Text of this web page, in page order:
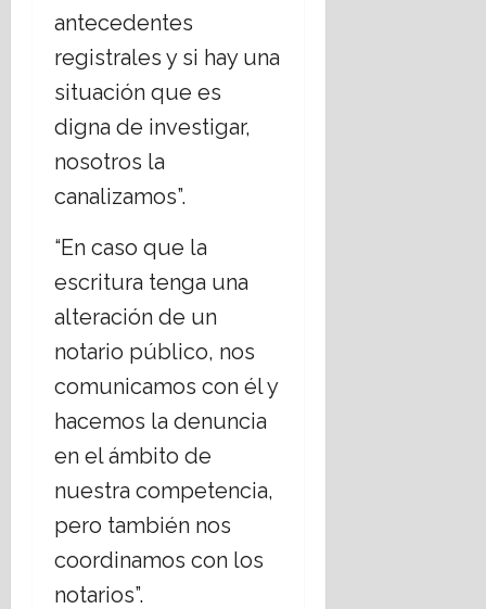
antecedentes
registrales y si hay una
situación que es
digna de investigar,
nosotros la
canalizamos”.
“En caso que la
escritura tenga una
alteración de un
notario público, nos
comunicamos con él y
hacemos la denuncia
en el ámbito de
nuestra competencia,
pero también nos
coordinamos con los
notarios”.